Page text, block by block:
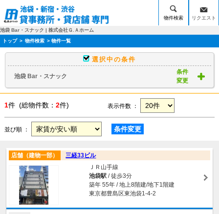
物件検索 リクエスト
池袋 Bar・スナック | 株式会社Ｇ.Ａホーム
トップ > 物件検索 > 物件一覧
選択中の条件
池袋 Bar・スナック
条件
変更
1件 (総物件数： 2件) 表示件数 ：
並び順 ： 条件変更
店舗（建物一部）
三経33ビル
ＪＲ山手線
池袋駅/ 徒歩3分
築年 55年 / 地上8階建/地下1階建
東京都豊島区東池袋1-4-2